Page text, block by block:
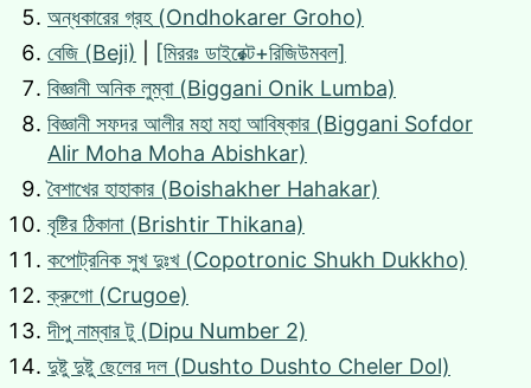
অন্ধকারের গ্রহ (Ondhokarer Groho)
বেজি (Beji)
[মিররঃ ডাইরেক্ট+রিজিউমবল]
বিজ্ঞানী অনিক লুম্বা (Biggani Onik Lumba)
বিজ্ঞানী সফদর আলীর মহা মহা আবিষ্কার (Biggani Sofdor
Alir Moha Moha Abishkar)
বৈশাখের হাহাকার (Boishakher Hahakar)
বৃষ্টির ঠিকানা (Brishtir Thikana)
কপোট্রনিক সুখ দুঃখ (Copotronic Shukh Dukkho)
ক্রুগো (Crugoe)
দীপু নাম্বার টু (Dipu Number 2)
দুষ্টু দুষ্টু ছেলের দল (Dushto Dushto Cheler Dol)